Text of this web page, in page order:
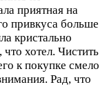
приятная на
привкуса больше
кристально
хотел. Чистить
к покупке смело
Рад, что